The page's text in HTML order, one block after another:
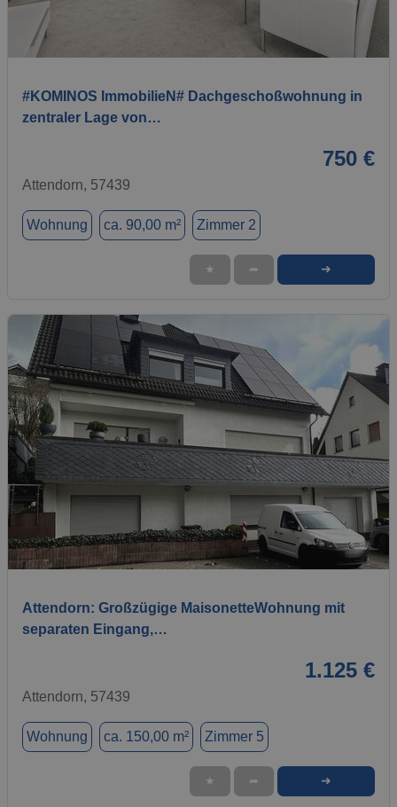
1 / 5
#KOMINOS ImmobilieN# Dachgeschoßwohnung in
zentraler Lage von…
750 €
Attendorn, 57439
Wohnung ca. 90,00 m² Zimmer 2
★ ➦ ➜
1 / 13
Attendorn: Großzügige MaisonetteWohnung mit
separaten Eingang,…
1.125 €
Attendorn, 57439
Wohnung ca. 150,00 m² Zimmer 5
★ ➦ ➜